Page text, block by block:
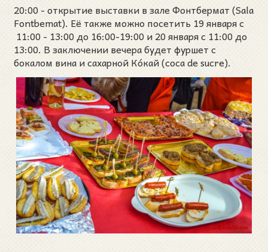
20:00 - открытие выставки в зале Фонтбермат (Sala
Fontbemat). Её также можно посетить 19 января с
11:00 - 13:00 до 16:00-19:00 и 20 января с 11:00 до
13:00. В заключении вечера будет фуршет с
бокалом вина и сахарной Ко́кай (coca de sucre).